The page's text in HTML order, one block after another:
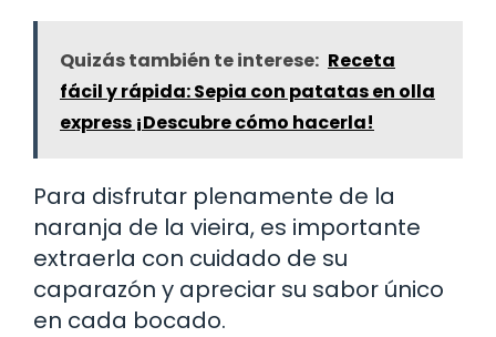
Quizás también te interese: Receta
fácil y rápida: Sepia con patatas en olla
express ¡Descubre cómo hacerla!
Para disfrutar plenamente de la
naranja de la vieira, es importante
extraerla con cuidado de su
caparazón y apreciar su sabor único
en cada bocado.